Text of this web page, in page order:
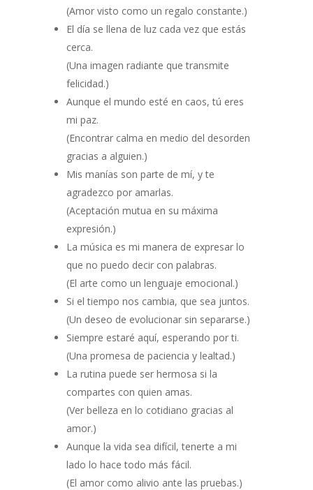
(Amor visto como un regalo constante.)
El día se llena de luz cada vez que estás
cerca.
(Una imagen radiante que transmite
felicidad.)
Aunque el mundo esté en caos, tú eres
mi paz.
(Encontrar calma en medio del desorden
gracias a alguien.)
Mis manías son parte de mí, y te
agradezco por amarlas.
(Aceptación mutua en su máxima
expresión.)
La música es mi manera de expresar lo
que no puedo decir con palabras.
(El arte como un lenguaje emocional.)
Si el tiempo nos cambia, que sea juntos.
(Un deseo de evolucionar sin separarse.)
Siempre estaré aquí, esperando por ti.
(Una promesa de paciencia y lealtad.)
La rutina puede ser hermosa si la
compartes con quien amas.
(Ver belleza en lo cotidiano gracias al
amor.)
Aunque la vida sea difícil, tenerte a mi
lado lo hace todo más fácil.
(El amor como alivio ante las pruebas.)